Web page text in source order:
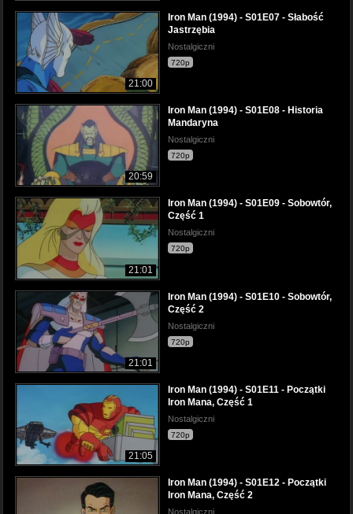
21:00
Iron Man (1994) - S01E07 - Słabość
Jastrzębia
Nostalgiczni
720p
20:59
Iron Man (1994) - S01E08 - Historia
Mandaryna
Nostalgiczni
720p
21:01
Iron Man (1994) - S01E09 - Sobowtór,
Część 1
Nostalgiczni
720p
21:01
Iron Man (1994) - S01E10 - Sobowtór,
Część 2
Nostalgiczni
720p
21:05
Iron Man (1994) - S01E11 - Początki
Iron Mana, Część 1
Nostalgiczni
720p
Iron Man (1994) - S01E12 - Początki
Iron Mana, Część 2
Nostalgiczni